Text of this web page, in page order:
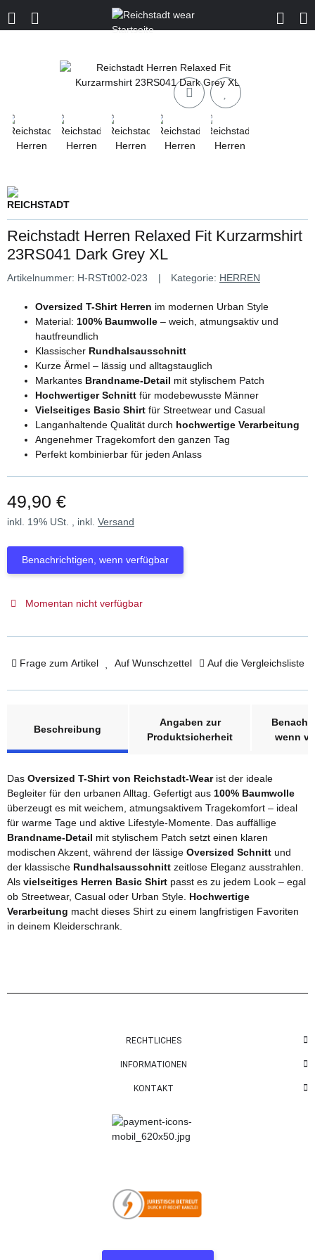
Reichstadt Herren Relaxed Fit Kurzarmshirt
23RS041 Dark Grey XL
Artikelnummer: H-RSTt002-023 Kategorie: HERREN
Oversized T-Shirt Herren im modernen Urban Style
Material: 100% Baumwolle – weich, atmungsaktiv und
hautfreundlich
Klassischer Rundhalsausschnitt
Kurze Ärmel – lässig und alltagstauglich
Markantes Brandname-Detail mit stylischem Patch
Hochwertiger Schnitt für modebewusste Männer
Vielseitiges Basic Shirt für Streetwear und Casual
Langanhaltende Qualität durch hochwertige Verarbeitung
Angenehmer Tragekomfort den ganzen Tag
Perfekt kombinierbar für jeden Anlass
49,90 €
inkl. 19% USt. , inkl. Versand
Benachrichtigen, wenn verfügbar
Momentan nicht verfügbar
Frage zum Artikel Auf Wunschzettel Auf die Vergleichsliste
Beschreibung
Angaben zur
Produktsicherheit
wenn
Das Oversized T-Shirt von Reichstadt-Wearist der ideale
Begleiter für den urbanen Alltag. Gefertigt aus 100% Baumwolle
überzeugt es mit weichem, atmungsaktivem Tragekomfort – ideal
für warme Tage und aktive Lifestyle-Momente. Das auffällige
Brandname-Detail mit stylischem Patch setzt einen klaren
modischen Akzent, während der lässige Oversized Schnitt und
der klassische Rundhalsausschnitt zeitlose Eleganz ausstrahlen.
Als vielseitiges Herren Basic Shirt passt es zu jedem Look – egal
ob Streetwear, Casual oder Urban Style. Hochwertige
Verarbeitung macht dieses Shirt zu einem langfristigen Favoriten
in deinem Kleiderschrank.
RECHTLICHES
INFORMATIONEN
KONTAKT